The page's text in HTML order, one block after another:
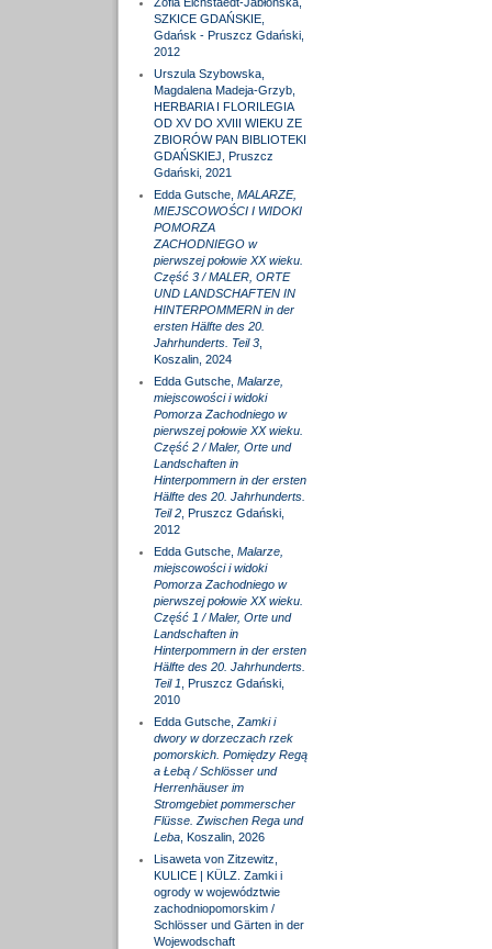
SZKICE GDAŃSKIE,
Gdańsk - Pruszcz Gdański,
2012
Urszula Szybowska,
Magdalena Madeja-Grzyb,
HERBARIA I FLORILEGIA
OD XV DO XVIII WIEKU ZE
ZBIORÓW PAN BIBLIOTEKI
GDAŃSKIEJ, Pruszcz
Gdański, 2021
Edda Gutsche, MALARZE,
MIEJSCOWOŚCI I WIDOKI
POMORZA
ZACHODNIEGO w
pierwszej połowie XX wieku.
Część 3 / MALER, ORTE
UND LANDSCHAFTEN IN
HINTERPOMMERN in der
ersten Hälfte des 20.
Jahrhunderts. Teil 3,
Koszalin, 2024
Edda Gutsche, Malarze,
miejscowości i widoki
Pomorza Zachodniego w
pierwszej połowie XX wieku.
Część 2 / Maler, Orte und
Landschaften in
Hinterpommern in der ersten
Hälfte des 20. Jahrhunderts.
Teil 2, Pruszcz Gdański,
2012
Edda Gutsche, Malarze,
miejscowości i widoki
Pomorza Zachodniego w
pierwszej połowie XX wieku.
Część 1 / Maler, Orte und
Landschaften in
Hinterpommern in der ersten
Hälfte des 20. Jahrhunderts.
Teil 1 , Pruszcz Gdański,
2010
Edda Gutsche, Zamki i
dwory w dorzeczach rzek
pomorskich. Pomiędzy Regą
a Łebą / Schlösser und
Herrenhäuser im
Stromgebiet pommerscher
Flüsse. Zwischen Rega und
Leba, Koszalin, 2026
Lisaweta von Zitzewitz,
KULICE | KÜLZ. Zamki i
ogrody w województwie
zachodniopomorskim /
Schlösser und Gärten in der
Wojewodschaft